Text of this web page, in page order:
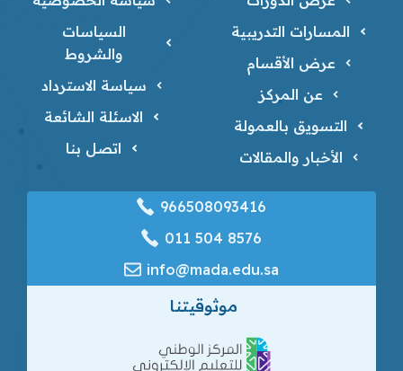
المسارات التدريبية
عرض الأقسام
عن المركز
التسويق بالعمولة
الأخبار والمقالات
السياسات
والشروط
سياسة الاسترداد
الاسئلة الشائعة
اتصل بنا
966508093416
‎011 504 8576
info@mada.edu.sa
موثوقيتنا